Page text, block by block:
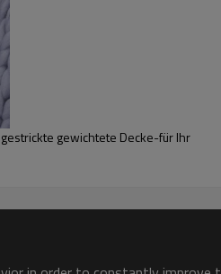
gewichtete Decke-für Ihr